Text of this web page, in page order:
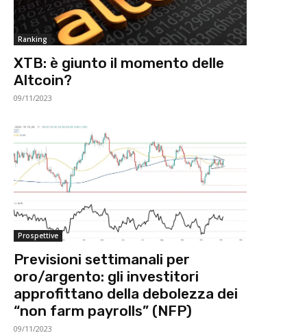
Ranking
XTB: è giunto il momento delle
Altcoin?
09/11/2023
Prospettive
Previsioni settimanali per
oro/argento: gli investitori
approfittano della debolezza dei
“non farm payrolls” (NFP)
09/11/2023